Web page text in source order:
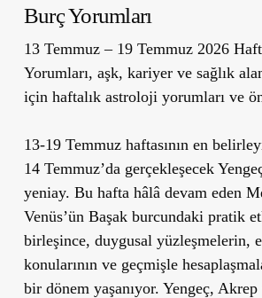
Burç Yorumları
13 Temmuz – 19 Temmuz 2026
Yorumları, aşk, kariyer ve sağlık
için haftalık astroloji yorumları ve
13-19 Temmuz haftasının en
14 Temmuz’da gerçekleşecek
yeniay. Bu hafta hâlâ devam eden
Venüs’ün Başak burcundaki pratik
birleşince, duygusal yüzleşmelerin,
konularının ve geçmişle
bir dönem yaşanıyor. Yengeç, Akrep